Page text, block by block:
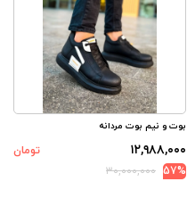
بوت و نیم بوت مردانه
۱۲,۹۸۸,۰۰۰
تومان
57% ۳۰,۰۰۰,۰۰۰